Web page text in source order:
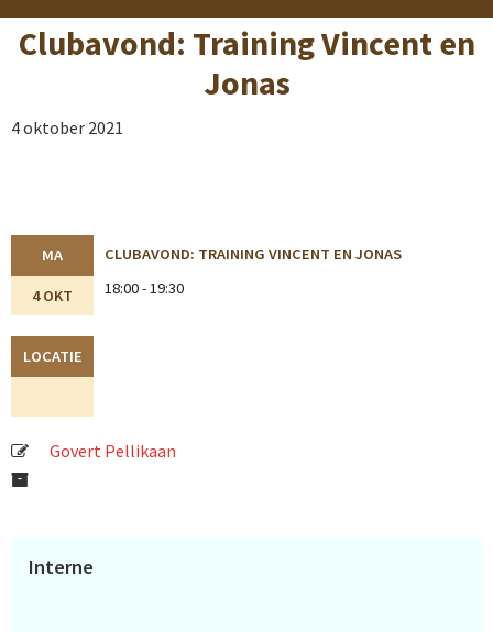
Clubavond: Training Vincent en
Jonas
4 oktober 2021
MA
4 OKT
CLUBAVOND: TRAINING VINCENT EN JONAS
18:00 - 19:30
LOCATIE
Govert Pellikaan
Primaire
Interne